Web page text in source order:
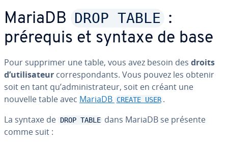
MariaDB DROP TABLE :
prérequis et syntaxe de base
Pour supprimer une table, vous avez besoin des droits
d’uti­li­sa­teur cor­res­pon­dants. Vous pouvez les obtenir
soit en tant qu’ad­mi­nis­tra­teur, soit en créant une
nouvelle table avec MariaDB CREATE USER .
La syntaxe de DROP TABLE dans MariaDB se présente
comme suit :